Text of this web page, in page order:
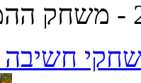
חשיבה